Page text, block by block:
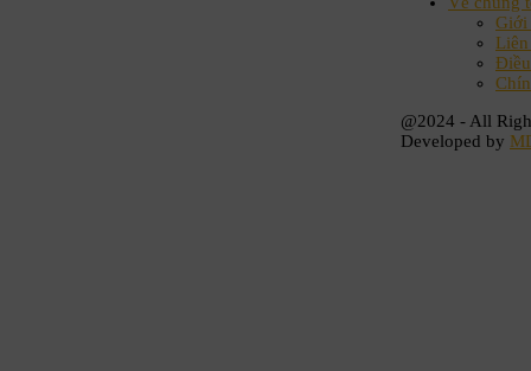
Giới
@2024 - All
Developed by